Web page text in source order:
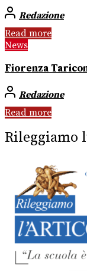
Redazione
Read more
News
Fiorenza
Redazione
Read more
Rileggiamo